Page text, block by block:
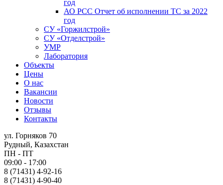
год
АО РСС Отчет об исполнении ТС за 2022
год
СУ «Горжилстрой»
СУ «Отделстрой»
УМР
Лаборатория
Объекты
Цены
О нас
Вакансии
Новости
Отзывы
Контакты
ул. Горняков 70
Рудный, Казахстан
ПН - ПТ
09:00 - 17:00
8 (71431) 4-92-16
8 (71431) 4-90-40